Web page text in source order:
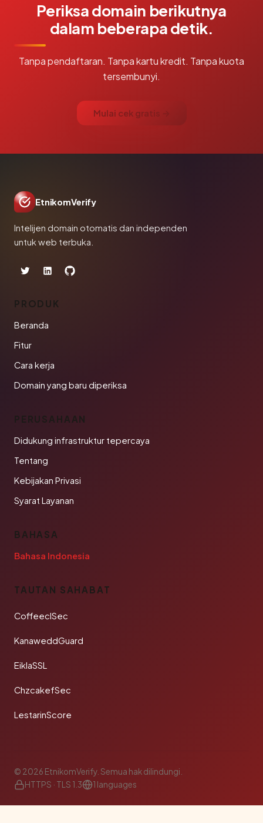
Periksa domain berikutnya
dalam beberapa detik.
Tanpa pendaftaran. Tanpa kartu kredit. Tanpa kuota
tersembunyi.
Mulai cek gratis →
EtnikomVerify
Intelijen domain otomatis dan independen
untuk web terbuka.
PRODUK
Beranda
Fitur
Cara kerja
Domain yang baru diperiksa
PERUSAHAAN
Didukung infrastruktur tepercaya
Tentang
Kebijakan Privasi
Syarat Layanan
BAHASA
Bahasa Indonesia
TAUTAN SAHABAT
CoffeeclSec
KanaweddGuard
EiklaSSL
ChzcakefSec
LestarinScore
© 2026 EtnikomVerify. Semua hak dilindungi.
HTTPS · TLS 1.3
1 languages